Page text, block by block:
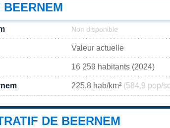
BEERNEM
Non disponible
Valeur actuelle
16 259 habitants (2024)
225,8 hab/km² (584,9 pop/
DE BEERNEM